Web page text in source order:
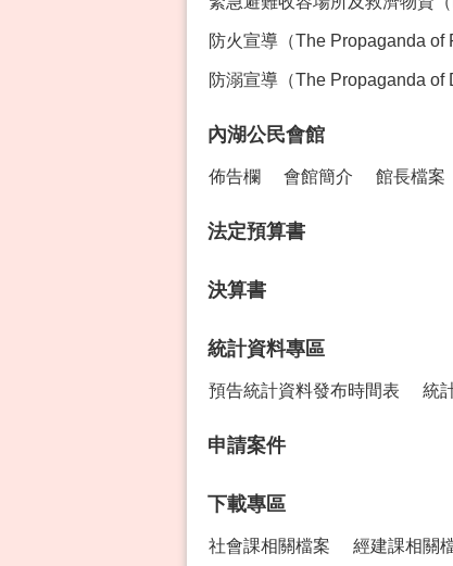
防火宣導（The Propaganda of
防溺宣導（The Propaganda of
內湖公民會館
佈告欄 會館簡介 館長檔案
法定預算書
決算書
統計資料專區
預告統計資料發布時間表 統
申請案件
下載專區
社會課相關檔案 經建課相關